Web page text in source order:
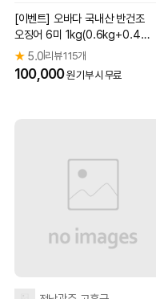
[이벤트] 오바다 국내산 반건조
오징어 6미 1kg(0.6kg+0.4k
g)
★5.0 리뷰 115개
100,000원 기부 시 무료